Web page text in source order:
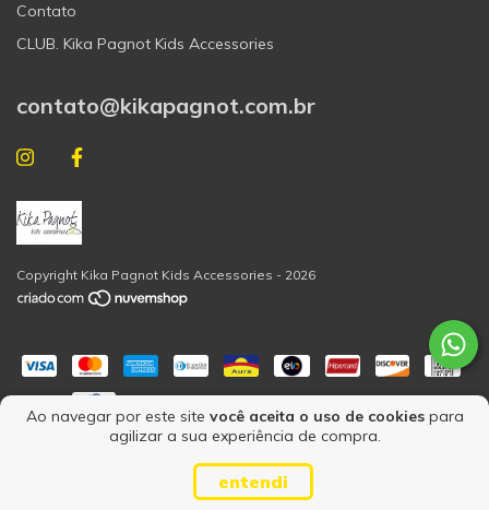
Ao navegar por este site você aceita o uso de cookiespara
agilizar a sua experiência de compra.
entendi
Contato
CLUB. Kika Pagnot Kids Accessories
contato@kikapagnot.com.br
Copyright Kika Pagnot Kids Accessories - 2026